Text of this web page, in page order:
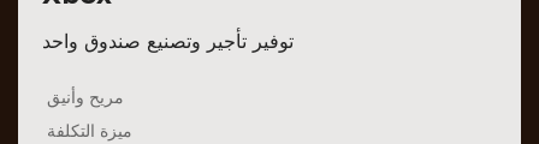
توفير تأجير وتصنيع صندوق واحد
مريح وأنيق
ميزة التكلفة